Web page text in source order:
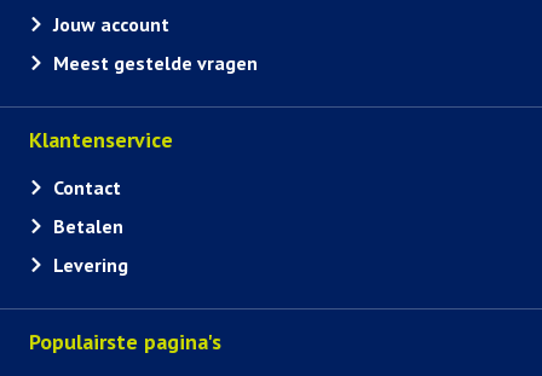
Jouw account
Meest gestelde vragen
Klantenservice
Contact
Betalen
Levering
Populairste pagina's